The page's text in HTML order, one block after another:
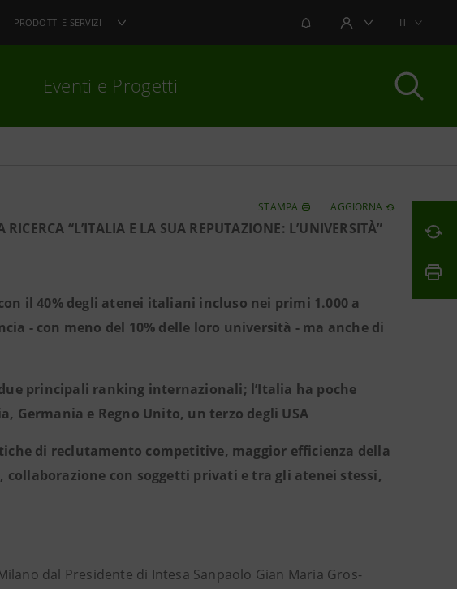
PRODOTTI E SERVIZI NOTIFICHEAREA UTENTEIT
Eventi e Progetti
STAMPA AGGIORNA
“L’ITALIA E LA SUA REPUTAZIONE: L’UNIVERSITÀ”
il 40% degli atenei italiani incluso nei primi 1.000 a
- con meno del 10% delle loro università - ma anche di
principali ranking internazionali; l’Italia ha poche
Germania e Regno Unito, un terzo degli USA
di reclutamento competitive, maggior efficienza della
con soggetti privati e tra gli atenei stessi,
dal Presidente di Intesa Sanpaolo Gian Maria Gros-